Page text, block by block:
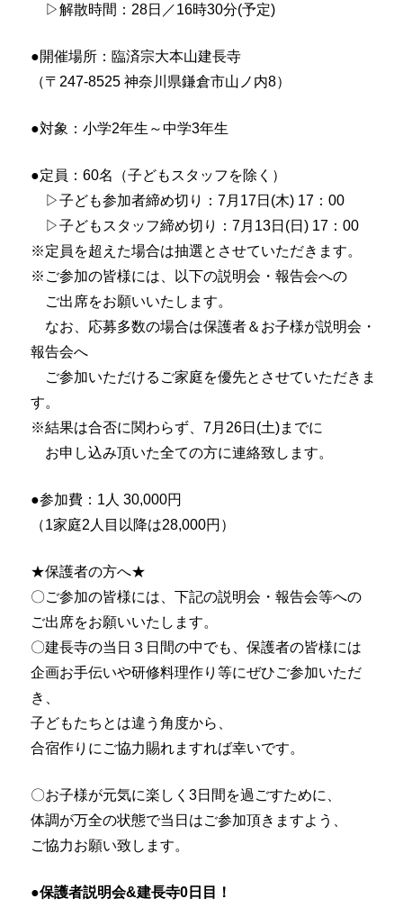
▷解散時間：28日／16時30分(予定)
●開催場所：臨済宗大本山建長寺
（〒247-8525 神奈川県鎌倉市山ノ内8）
●対象：小学2年生～中学3年生
●定員：60名（子どもスタッフを除く）
▷子ども参加者締め切り：7月17日(木) 17：00
▷子どもスタッフ締め切り：7月13日(日) 17：00
※定員を超えた場合は抽選とさせていただきます。
※ご参加の皆様には、以下の説明会・報告会への
ご出席をお願いいたします。
なお、応募多数の場合は保護者＆お子様が説明会・
報告会へ
ご参加いただけるご家庭を優先とさせていただきま
す。
※結果は合否に関わらず、7月26日(土)までに
お申し込み頂いた全ての方に連絡致します。
●参加費：1人 30,000円
（1家庭2人目以降は28,000円）
★保護者の方へ★
〇ご参加の皆様には、下記の説明会・報告会等への
ご出席をお願いいたします。
〇建長寺の当日３日間の中でも、保護者の皆様には
企画お手伝いや研修料理作り等にぜひご参加いただ
き、
子どもたちとは違う角度から、
合宿作りにご協力賜れますれば幸いです。
〇お子様が元気に楽しく3日間を過ごすために、
体調が万全の状態で当日はご参加頂きますよう、
ご協力お願い致します。
●保護者説明会&建長寺0日目！